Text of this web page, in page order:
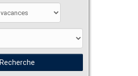
Recherche